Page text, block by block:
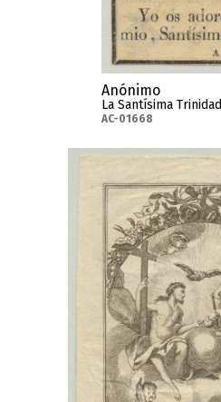
Anónimo
La Santísima Trinidad
AC-01668